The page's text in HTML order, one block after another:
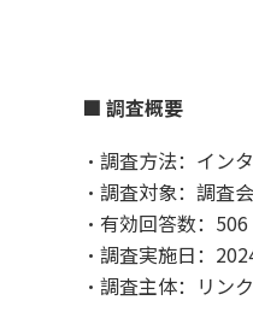
■ 調査概要
・調査方法：イン
・調査対象：調査
・有効回答数：506
・調査実施日：
・調査主体：リン